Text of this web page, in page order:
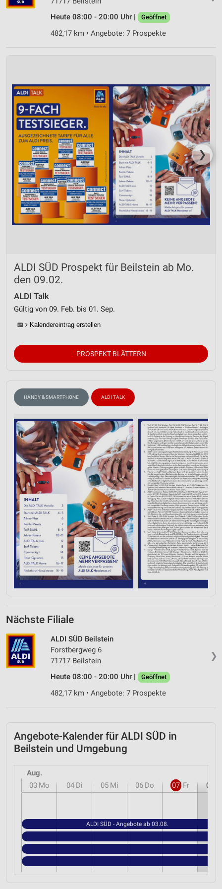
Heute 08:00 - 20:00 Uhr |
Geöffnet
482,17 km • Angebote: 7 Prospekte
❯
ALDI SÜD Prospekt für Beilstein ab Mo.
den 09.02.
ALDI Talk
Gültig von 09. Feb. bis 01. Sep.
📅 Kalendereintrag erstellen
PROSPEKT BLÄTTERN
HANDY & SMARTPHONE ALDI TALK
Nächste Filiale
❯
ALDI SÜD Beilstein
Forstbergweg 6
71717 Beilstein
Heute 08:00 - 20:00 Uhr |
Geöffnet
482,17 km • Angebote: 7 Prospekte
Angebote-Kalender für ALDI SÜD in
Beilstein und Umgebung
Aug.
03 Mo 04 Di 05 Mi 06 Do 07 Fr 08
ALDI SÜD - Angebote ab 03.08.
IAB-Besonderheiten:
Verwendung genauer Standortdaten
Performance
Funktional
Werbung